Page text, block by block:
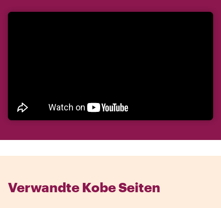
Verwandte Kobe Seiten